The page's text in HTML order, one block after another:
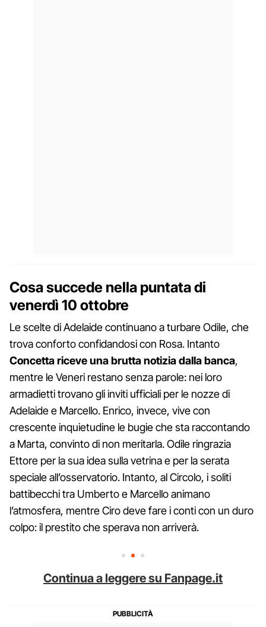
Cosa succede nella puntata di
venerdì 10 ottobre
Le scelte di Adelaide continuano a turbare Odile, che
trova conforto confidandosi con Rosa. Intanto
Concetta riceve una brutta notizia dalla banca,
mentre le Veneri restano senza parole: nei loro
armadietti trovano gli inviti ufficiali per le nozze di
Adelaide e Marcello. Enrico, invece, vive con
crescente inquietudine le bugie che sta raccontando
a Marta, convinto di non meritarla. Odile ringrazia
Ettore per la sua idea sulla vetrina e per la serata
speciale all’osservatorio. Intanto, al Circolo, i soliti
battibecchi tra Umberto e Marcello animano
l’atmosfera, mentre Ciro deve fare i conti con un duro
colpo: il prestito che sperava non arriverà.
Continua a leggere su Fanpage.it